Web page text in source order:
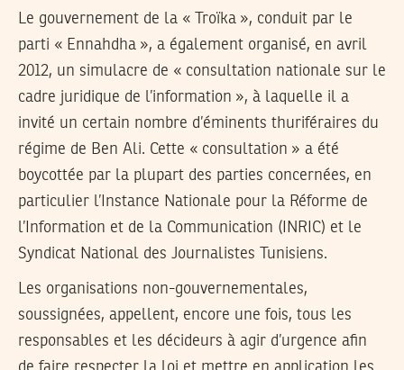
Le gouvernement de la « Troïka », conduit par le
parti « Ennahdha », a également organisé, en avril
2012, un simulacre de « consultation nationale sur le
cadre juridique de l’information », à laquelle il a
invité un certain nombre d’éminents thuriféraires du
régime de Ben Ali. Cette « consultation » a été
boycottée par la plupart des parties concernées, en
particulier l’Instance Nationale pour la Réforme de
l’Information et de la Communication (INRIC) et le
Syndicat National des Journalistes Tunisiens.
Les organisations non-gouvernementales,
soussignées, appellent, encore une fois, tous les
responsables et les décideurs à agir d’urgence afin